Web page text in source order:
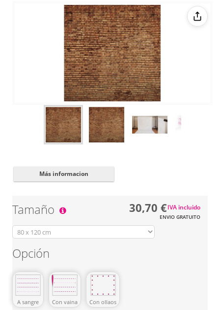
Cómo cambiar
de color el texto
Cerrar✖
Más informacion
Tamaño
Opción
A sangre Con vaina Con ollaos
30,70 €
ENVIO GRATUITO
IVA incluido